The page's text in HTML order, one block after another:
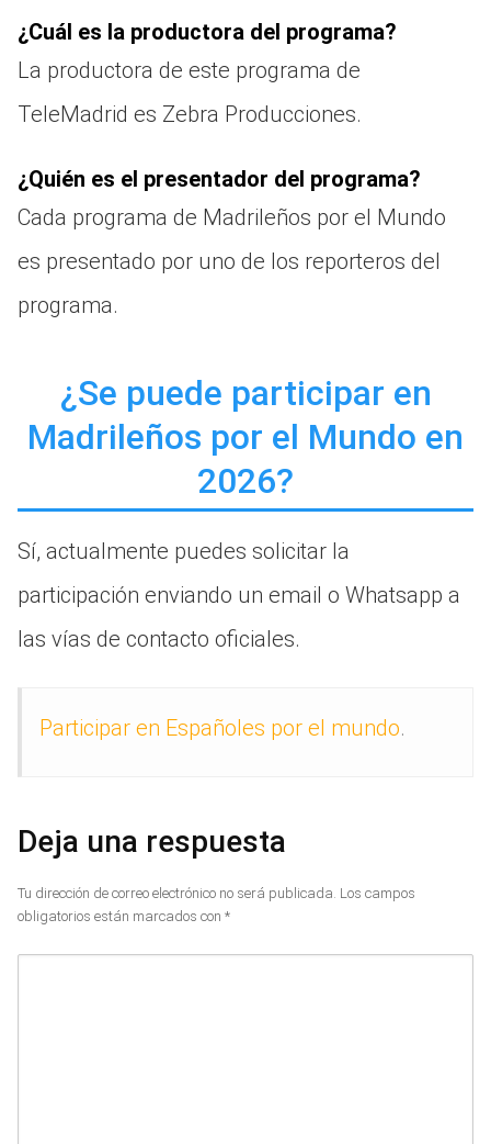
¿Cuál es la productora del programa?
La productora de este programa de
TeleMadrid es Zebra Producciones.
¿Quién es el presentador del programa?
Cada programa de Madrileños por el Mundo
es presentado por uno de los reporteros del
programa.
¿Se puede participar en
Madrileños por el Mundo en
2026?
Sí, actualmente puedes solicitar la
participación enviando un email o Whatsapp a
las vías de contacto oficiales.
Participar en Españoles por el mundo.
Deja una respuesta
Tu dirección de correo electrónico no será publicada. Los campos
obligatorios están marcados con *